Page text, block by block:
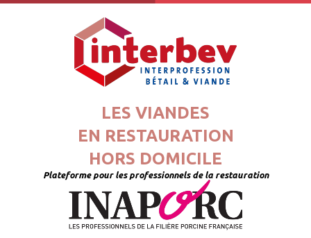
LES VIANDES
EN RESTAURATION
HORS DOMICILE
Plateforme pour les professionnels de la restauration